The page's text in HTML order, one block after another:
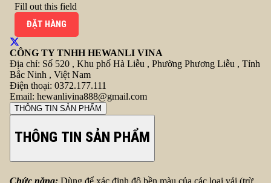
Fill out this field
ĐẶT HÀNG
CÔNG TY TNHH HEWANLI VINA
Địa chỉ: Số 520 , Khu phố Hà Liễu , Phường Phương Liễu , Tỉnh
Bắc Ninh , Việt Nam
Điện thoại: 0372.177.111
Email: hewanlivina888@gmail.com
THÔNG TIN SẢN PHẨM
THÔNG TIN SẢN PHẨM
Chức năng: Dùng để xác định độ bền màu của các loại vải (trừ